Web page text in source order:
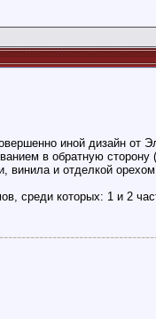
иной дизайн от
в обратную
винила и отделкой
среди которых: 1 и 2